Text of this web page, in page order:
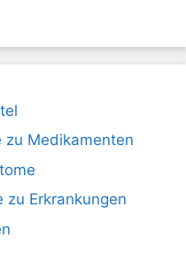
zu Medikamenten
zu Erkrankungen